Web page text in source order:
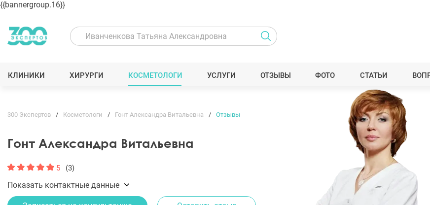
{{bannergroup.16}}
КЛИНИКИ ХИРУРГИ КОСМЕТОЛОГИ УСЛУГИ ОТЗЫВЫ ФОТО СТАТЬИ
300 Экспертов Косметологи Гонт Александра Витальевна Отзывы
Гонт Александра Витальевна
5 (3)
Показать контактные данные